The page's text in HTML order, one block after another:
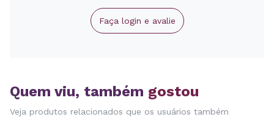
Faça login e avalie
Quem viu, também gostou
Veja produtos relacionados que os usuários também